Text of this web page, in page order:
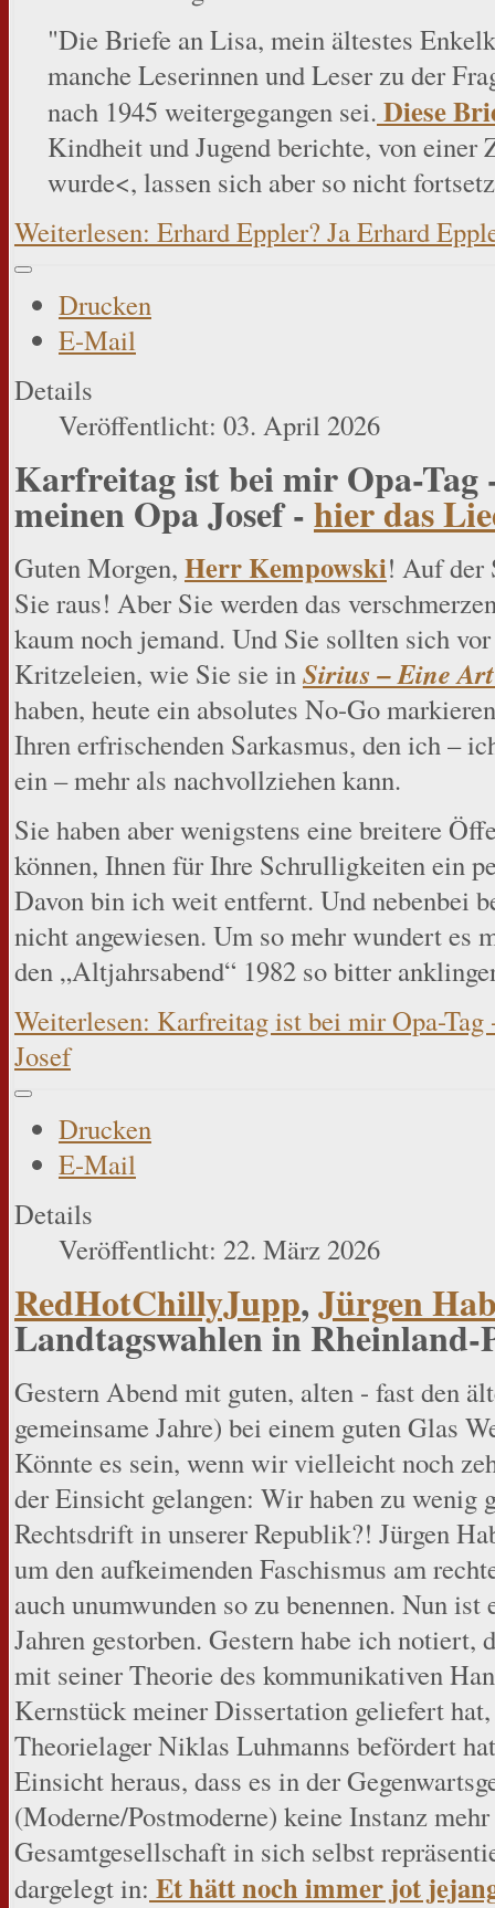
"Die Briefe an Lisa, mein ältestes
manche Leserinnen und Leser zu der
nach 1945 weitergegangen sei. Diese
Kindheit und Jugend berichte, von einer
wurde<, lassen sich aber so nicht
Weiterlesen: Erhard Eppler? Ja Erhard
Drucken
E-Mail
Details
Veröffentlicht: 03. April 2026
Karfreitag ist bei mir Opa-Tag
meinen Opa Josef -hier das
Guten Morgen, Herr Kempowski! Auf der
Sie raus! Aber Sie werden das
kaum noch jemand. Und Sie sollten sich
Kritzeleien, wie Sie sie inSirius – Eine
haben, heute ein absolutes No-Go
Ihren erfrischenden Sarkasmus, den ich –
ein – mehr als nachvollziehen kann.
Sie haben aber wenigstens eine breitere
können, Ihnen für Ihre Schrulligkeiten ein
Davon bin ich weit entfernt. Und nebenbei
nicht angewiesen. Um so mehr wundert es
den „Altjahrsabend“ 1982 so bitter
Weiterlesen: Karfreitag ist bei mir Opa-Tag
Josef
Drucken
E-Mail
Details
Veröffentlicht: 22. März 2026
RedHotChillyJupp,Jürgen
Landtagswahlen in Rheinland-
Gestern Abend mit guten, alten - fast den
gemeinsame Jahre) bei einem guten Glas
Könnte es sein, wenn wir vielleicht noch
der Einsicht gelangen: Wir haben zu wenig
Rechtsdrift in unserer Republik?! Jürgen
um den aufkeimenden Faschismus am
auch unumwunden so zu benennen. Nun
Jahren gestorben. Gestern habe ich notiert,
mit seiner Theorie des kommunikativen
Kernstück meiner Dissertation geliefert
Theorielager Niklas Luhmanns befördert
Einsicht heraus, dass es in der
(Moderne/Postmoderne) keine Instanz
Gesamtgesellschaft in sich selbst
dargelegt in: Et hätt noch immer jot